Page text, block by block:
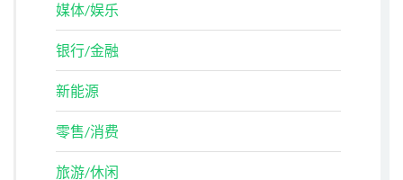
媒体/娱乐
银行/金融
新能源
零售/消费
旅游/休闲